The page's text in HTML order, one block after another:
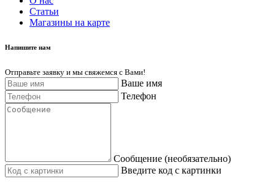
Cтатьи
Магазины на карте
Напишите нам
Отправьте заявку и мы свяжемся с Вами!
Ваше имя
Телефон
Сообщение (необязательно)
Введите код с картинки